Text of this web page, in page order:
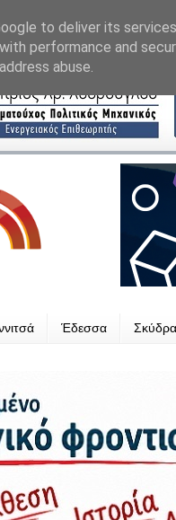
Έδεσσα Σκύδρα
to deliver its
performance and
abuse.